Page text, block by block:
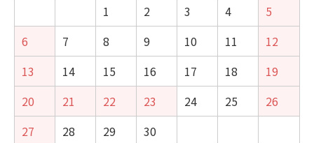
1
2 3 4
5
6
7 8 9 10 11
12
13
14 15 16 17 18
19
20
21 22 23 24 25
26
27
28 29 30